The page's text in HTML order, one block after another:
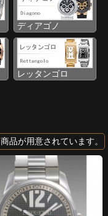
ディアゴノ
レッタンゴロ
商品が用意されています。